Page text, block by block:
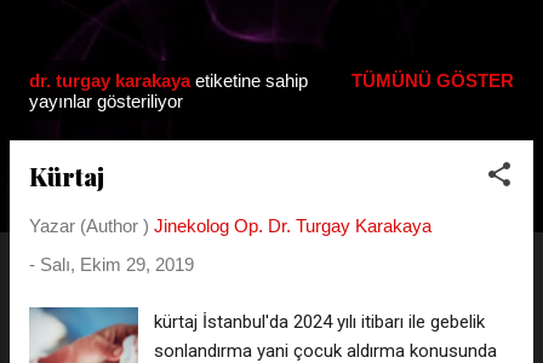
K
dr. turgay karakayaetiketine sahip
yayınlar gösteriliyor
TÜMÜNÜ GÖSTER
Kürtaj
Yazar (Author ) Jinekolog Op. Dr. Turgay Karakaya
- Salı, Ekim 29, 2019
kürtaj İstanbul'da 2024 yılı itibarı ile gebelik
sonlandırma yani çocuk aldırma konusunda